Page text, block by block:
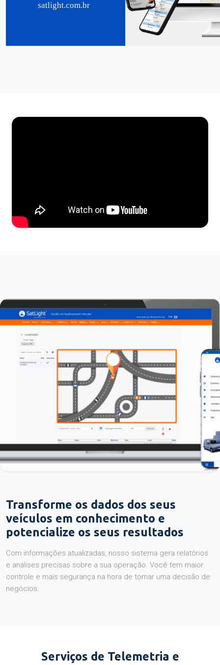
satlight.com.br
Transforme os dados dos seus
veículos em conhecimento e
potencialize os seus resultados
Com informações atualizadas, nosso sistema gera relatórios
e análises precisas sobre a sua operação. Você tem maior
controle e mais segurança na hora de tomar uma decisão de
negócios.
Serviços de Telemetria e